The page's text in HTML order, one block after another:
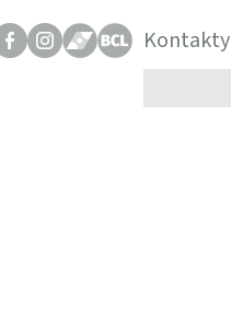
Kontakty
text